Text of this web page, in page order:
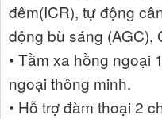
đêm(ICR), tự động
động bù sáng (AGC),
• Tầm xa hồng ngoại
ngoại thông minh.
• Hỗ trợ đàm thoại 2